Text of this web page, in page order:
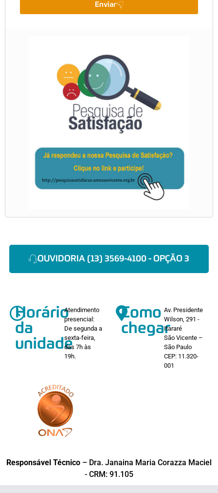
Enviar
OUVIDORIA (13) 3569-4100 - OPÇÃO 3
Horário
da
unidade
Atendimento
presencial:
De segunda a
sexta-feira,
das 7h às
19h.
Como
chegar
Av. Presidente
Wilson, 291 -
Itararé
São Vicente –
São Paulo
CEP: 11.320-
001
Responsável Técnico – Dra. Janaina Maria Corazza Maciel
- CRM: 91.105